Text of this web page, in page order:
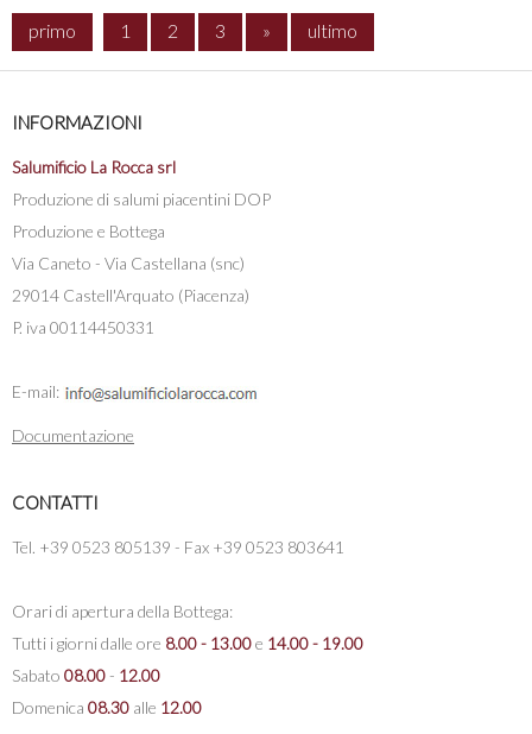
primo 1 2 3 » ultimo
INFORMAZIONI
Salumificio La Rocca srl
Produzione di salumi piacentini DOP
Produzione e Bottega
Via Caneto - Via Castellana (snc)
29014 Castell'Arquato (Piacenza)
P. iva 00114450331
E-mail:
Documentazione
CONTATTI
Tel. +39 0523 805139 - Fax +39 0523 803641
Orari di apertura della Bottega:
Tutti i giorni dalle ore 8.00 - 13.00e 14.00 - 19.00
Sabato 08.00- 12.00
Domenica 08.30 alle 12.00